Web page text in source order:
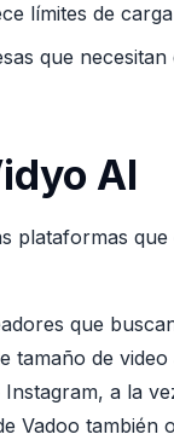
límites de
que
AI
plataformas
que
de
a la
Vadoo